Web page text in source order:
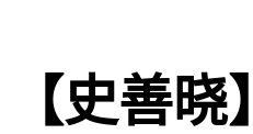
【史善晓】